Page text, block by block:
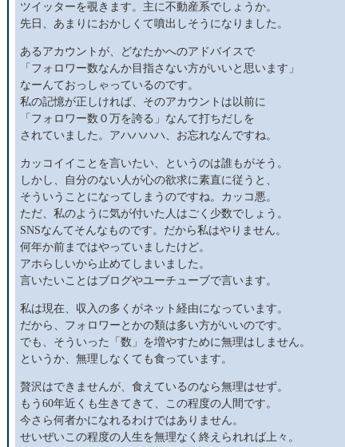
ツイッターを覗きます。主に不動産系でしょうか。
先日、あまりにおかしくて噴出しそうになりました。
あるアカウントが、どなたかへのアドバイスで
「フォロワー数なんか目指さない方がいいと思います」
なーんておっしゃっているのです。
私の記憶が正しければ、そのアカウントは以前に
「フォロワー数０万を誇る」なんて打ちだしを
されていました。アハハハハ、お忘れなんですね。
カッコイイことを言いたい、というのは誰もがそう。
しかし、自分のない人が心の欲求に素直に従うと、
そういうことになってしまうのですね。カッコ悪。
ただ、私のように気が付いた人はごく少数でしょう。
SNSなんてそんなものです。だから私はやりません。
何年か前まではやっていましたけど。
アホらしいから止めてしまいました。
言いたいことはブログやユーチューブで言います。
私は現在、収入の多くがネット経由になっています。
だから、フォロワーとかの類は多い方がいいのです。
でも、そういった「数」を増やすために無理はしません。
というか、無理しなくても食っています。
贅沢はできませんが、食えているのなら無理はせず。
もう60年近くも生きてきて、この程度の人間です。
今さら何者かになれるわけではありません。
せいぜいこの程度の人生を無理なく終えられれば上々。